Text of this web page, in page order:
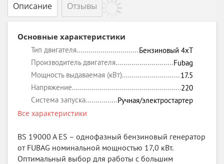
Описание Отзывы
Основные характеристики
Тип двигателя
Бензиновый 4xT
Производитель двигателя
Fubag
Мощность выдаваемая (кВт)
17.5
Напряжение
220
Система запуска
Ручная/электростартер
Все характеристики
BS 19000 A ES – однофазный бензиновый генератор
от FUBAG номинальной мощностью 17,0 кВт.
Оптимальный выбор для работы с большим